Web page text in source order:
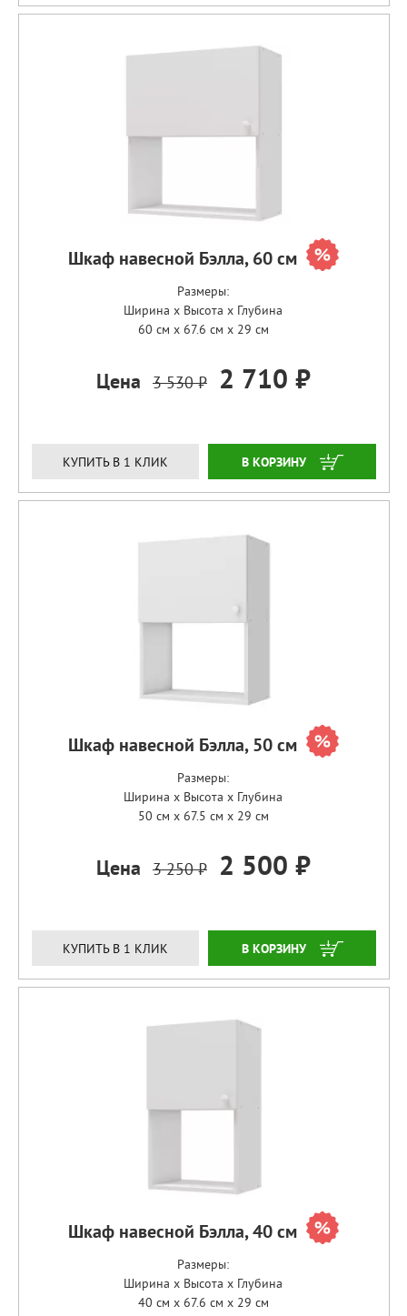
Шкаф навесной Бэлла, 60 см
Размеры:
Ширина x Высота x Глубина
60 см x 67.6 см x 29 см
Цена 3 530 ₽ 2 710 ₽
КУПИТЬ В 1 КЛИК ЗАКАЗАТЬ
Шкаф навесной Бэлла, 50 см
Размеры:
Ширина x Высота x Глубина
50 см x 67.5 см x 29 см
Цена 3 250 ₽ 2 500 ₽
КУПИТЬ В 1 КЛИК ЗАКАЗАТЬ
Шкаф навесной Бэлла, 40 см
Размеры:
Ширина x Высота x Глубина
40 см x 67.6 см x 29 см